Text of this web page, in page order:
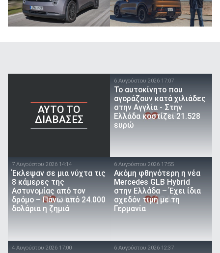
AYTO TO
ΔΙΑΒΑΣΕΣ
6 Αυγούστου 2026 17:07
To αυτοκίνητο που
αγοράζουν κατά χιλιάδες
στην Αγγλία - Στην
Ελλάδα κοστίζει 21.528
ευρώ
7 Αυγούστου 2026 14:14
Έκλεψαν σε μια νύχτα τις
8 κάμερες της
Αστυνομίας από τον
δρόμο – Πάνω από 24.000
δολάρια η ζημιά
6 Αυγούστου 2026 17:55
Ακόμη φθηνότερη η νέα
Mercedes GLB Hybrid
στην Ελλάδα – Έχει ίδια
σχεδόν τιμή με τη
Γερμανία
4 Αυγούστου 2026 17:00 6 Αυγούστου 2026 12:37